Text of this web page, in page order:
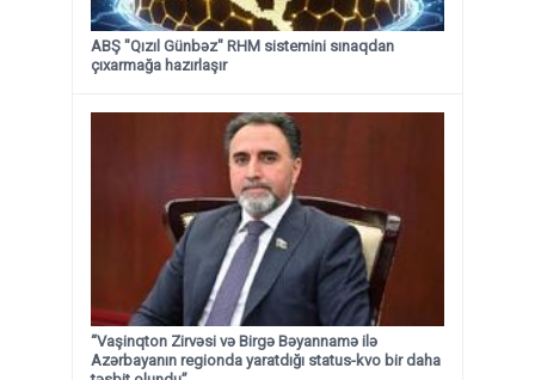
ABŞ "Qızıl Günbəz" RHM sistemini sınaqdan
çıxarmağa hazırlaşır
“Vaşinqton Zirvəsi və Birgə Bəyannamə ilə
Azərbayanın regionda yaratdığı status-kvo bir daha